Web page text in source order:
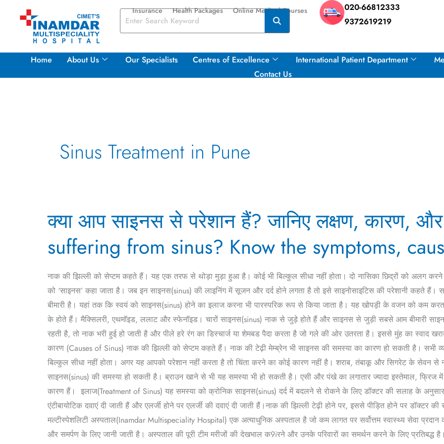
Insurance Health Packages Online Medical Courses
020-66812333
9372619219
Home About Us Our Specialists Centres of Excellence International Patient Department
Contact Us
Sinus Treatment in Pune
क्या आप साइनस से परेशान हैं? जानिए लक्षण, कारण,
suffering from sinus? Know the symptoms,
नाक की झिल्ली को सेप्टम कहते हैं। यह एक तरफ से थोड़ा मुड़ा हुआ है। कोई भी बिल्कुल सीधा नहीं होता। दो नासिका छिद्रों को अलग करने
को ‘साइनस’ कहा जाता है। जब इन साइनस(sinus) की लाइनिंग में सूजन और दर्द होने लगता है तो इसे साइनोसाइटिस की परेशानी कहते
बीमारी है। यहां तक ​​कि स्वयं को साइनस(sinus) होने का इलाज करना भी पारस्परिक रूप से किया जाता है। यह खोपड़ी के वजन को कम
के होते हैं। मैक्सिलरी, एथमॉइड, ललाट और स्फेनॉइड। चारों साइनस(sinus) नाक से जुड़े होते हैं और साइनस से जुड़ी सबसे आम बीमारी
रहती है, तो नाक भरी हुई हो जाती है और पीले हरे रंग का डिस्चार्ज या शेमबड पैदा करता है जो गले की ओर उतरता है। इससे मुंह का स्वाद
कारण (Causes of Sinus) नाक की झिल्ली को सेप्टम कहते हैं। नाक की टेढ़ी मेम्ब्रेन भी साइनस की समस्या का कारण हो सकती है। सभी
बिल्कुल सीधा नहीं होता। अगर यह आपको परेशान नहीं करता है तो चिंता करने का कोई कारण नहीं है। शराब, तंबाकू और सिगरेट के
साइनस(sinus) की समस्या हो सकती है। ब्राउन खाने से भी यह समस्या भी हो सकती है। एसी और पंखे का लगातार ज्यादा इस्तेमाल,
कारण हैं। इलाज(Treatment of Sinus) यह समस्या को क्रोनिक साइनस(sinus) दर्द में बदलने से रोकने के लिए डॉक्टर की सलाह के अनुसार
एंटीबायोटिक दवाएं दी जाती हैं और एलर्जी होने पर एलर्जी की दवाएं दी जाती हैं।नाक की झिल्ली टेढ़ी होने पर, इससे पीड़ित होने पर डॉक्टर
मल्टीस्पेशलिटी अस्पताल(Inamdar Multispeciality Hospital) एक अत्याधुनिक अस्पताल है जो कम लागत पर सर्वोत्तम स्वास्थ्य सेवा प्रदान
और समर्पण के लिए जानी जाती है। अस्पताल की पूरी टीम मरीजों की देखभाल क9iरने और उनके परिवारों का समर्थन करने के लिए प्रतिबद्ध
आप
साइनस
से
हैं?
जानिए
लक्षण,
कारण,
और
इलाज
(Are
you
suffering
from
sinus?
Know